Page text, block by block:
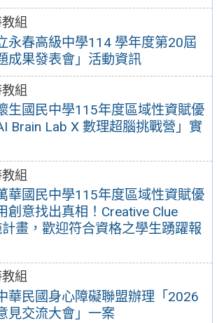
組
永春高級中學114 學年度第20屆
成果發表會」活動資訊
組
生國民中學115年度區域性資賦優
Brain Lab X 數理超腦挑戰營」實
組
華國民中學115年度區域性資賦優
創意找出真相！Creative Clue
畫，歡迎符合資格之學生踴躍報
組
華民國身心障礙聯盟辦理「2026
見交流大會」一案